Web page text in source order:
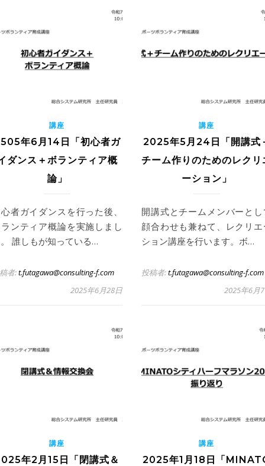
講座
年6月14日「初心者ガ
ダンス＋ボランティア概
論」
者ガイダンスを行った後、
ンティア概論を実施しまし
誰しもが知っている…
者:t.futagawa@consulting-f.com
2025年6月28日
講座
2025年5月24日「開講式
チーム作りのためのレクリ
ーション」
開講式とチームメンバーとし
顔合わせも兼ねて、レクリエ
ション講座を行います。ボ…
投稿者:t.futagawa@consulting-f.com
2025年6月
講座
年2月15日「閉講式＆
講座
2025年1月18日「